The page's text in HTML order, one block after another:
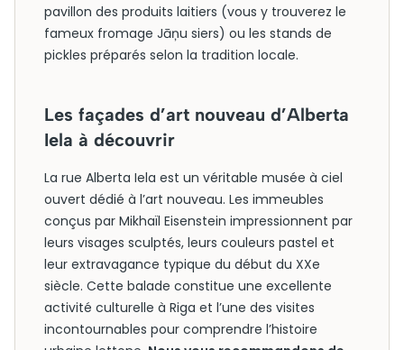
pavillon des produits laitiers (vous y trouverez le
fameux fromage Jāņu siers) ou les stands de
pickles préparés selon la tradition locale.
Les façades d’art nouveau d’Alberta
Iela à découvrir
La rue Alberta Iela est un véritable musée à ciel
ouvert dédié à l’art nouveau. Les immeubles
conçus par Mikhaïl Eisenstein impressionnent par
leurs visages sculptés, leurs couleurs pastel et
leur extravagance typique du début du XXe
siècle. Cette balade constitue une excellente
activité culturelle à Riga et l’une des visites
incontournables pour comprendre l’histoire